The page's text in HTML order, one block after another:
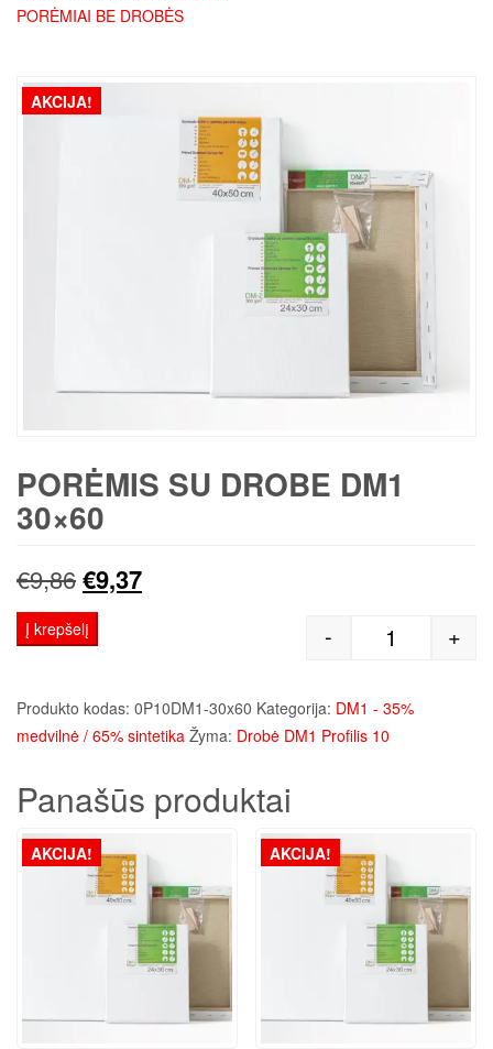
PORĖMIAI BE DROBĖS
AKCIJA!
PORĖMIS SU DROBE DM1
30×60
€9,86Original
price
€9,86.
€9,37Current
€9,37.
produkto
- +
Į krepšelį
Produkto kodas: 0P10DM1-30x60 Kategorija: DM1 - 35%
medvilnė / 65% sintetika Žyma: Drobė DM1 Profilis 10
Panašūs produktai
AKCIJA! AKCIJA!